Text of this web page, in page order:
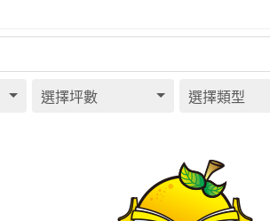
選擇坪數 選擇類型